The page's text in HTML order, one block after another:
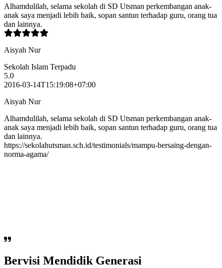
Alhamdulilah, selama sekolah di SD Utsman perkembangan anak-
anak saya menjadi lebih baik, sopan santun terhadap guru, orang tua
dan lainnya.
Aisyah Nur
Sekolah Islam Terpadu
5.0
2016-03-14T15:19:08+07:00
Aisyah Nur
Alhamdulilah, selama sekolah di SD Utsman perkembangan anak-
anak saya menjadi lebih baik, sopan santun terhadap guru, orang tua
dan lainnya.
https://sekolahutsman.sch.id/testimonials/mampu-bersaing-dengan-
norma-agama/
Bervisi Mendidik Generasi